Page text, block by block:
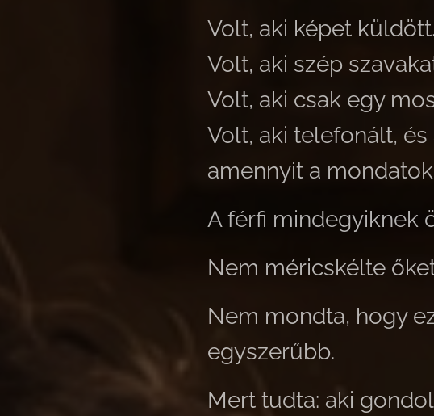
Volt, aki képet küldött.
Volt, aki szép
Volt, aki csak egy
Volt, aki telefonált,
amennyit a
A férfi mindegyiknek
Nem méricskélte
Nem mondta, hogy
egyszerűbb.
Mert tudta: aki